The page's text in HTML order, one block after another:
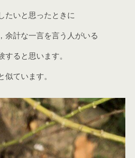
たいと思ったときに
余計な一言を言う人がいる
すると思います。
似ています。